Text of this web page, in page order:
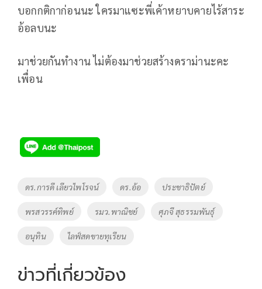
บอกกติกาก่อนนะ ใครมาแซะพี่เค้าหยาบคายไร้สาระ
อ้อลบนะ
มาช่วยกันทำงาน ไม่ต้องมาช่วยสร้างดราม่านะคะ
เพื่อน
Tags
ดร.การดี เลียวไพโรจน์ ดร.อ้อ ประชาธิปัตย์
พรสวรรค์ทิพย์ รมว.พาณิชย์ ศุภจี สุธรรมพันธุ์
อนุทิน ไลฟ์สดขายทุเรียน
ข่าวที่เกี่ยวข้อง